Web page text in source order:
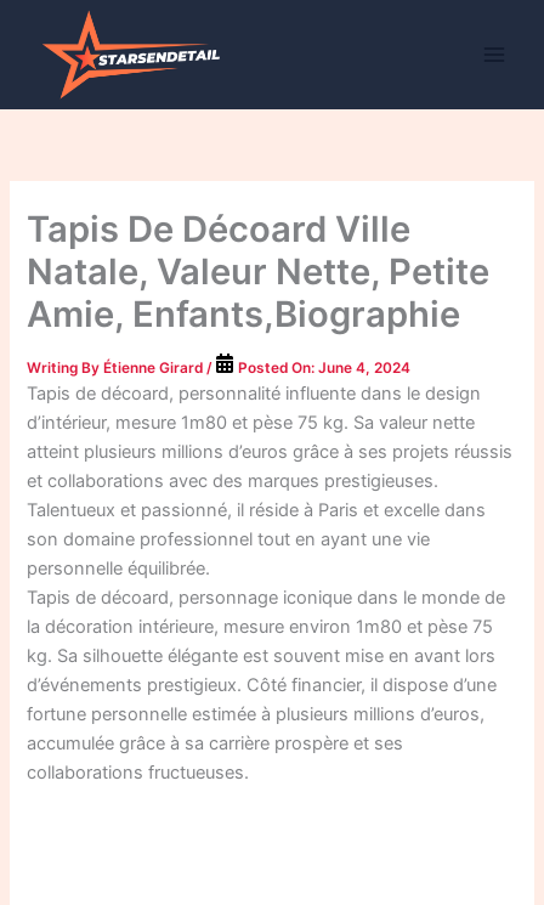
Tapis De Décoard Ville
Natale, Valeur Nette, Petite
Amie, Enfants,Biographie
Writing ByÉtienne Girard / Posted On:June 4, 2024
Tapis de décoard, personnalité influente dans le design
d’intérieur, mesure 1m80 et pèse 75 kg. Sa valeur nette
atteint plusieurs millions d’euros grâce à ses projets réussis
et collaborations avec des marques prestigieuses.
Talentueux et passionné, il réside à Paris et excelle dans
son domaine professionnel tout en ayant une vie
personnelle équilibrée.
Tapis de décoard, personnage iconique dans le monde de
la décoration intérieure, mesure environ 1m80 et pèse 75
kg. Sa silhouette élégante est souvent mise en avant lors
d’événements prestigieux. Côté financier, il dispose d’une
fortune personnelle estimée à plusieurs millions d’euros,
accumulée grâce à sa carrière prospère et ses
collaborations fructueuses.